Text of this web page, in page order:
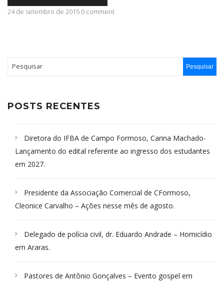
CONTATO
áudio
24 de setembro de 2015 0 comment
POSTS RECENTES
Diretora do IFBA de Campo Formoso, Carina Machado-
Lançamento do edital referente ao ingresso dos estudantes
em 2027.
Presidente da Associação Comercial de CFormoso,
Cleonice Carvalho – Ações nesse mês de agosto.
Delegado de polícia civil, dr. Eduardo Andrade – Homicídio
em Araras.
Pastores de Antônio Gonçalves – Evento gospel em